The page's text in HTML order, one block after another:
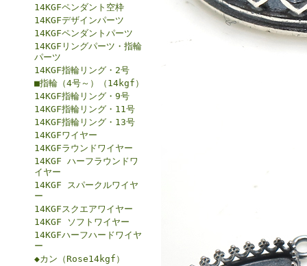
14KGFペンダント空枠
14KGFデザインパーツ
14KGFペンダントパーツ
14KGFリングパーツ・指輪
パーツ
14KGF指輪リング・2号
■指輪（4号～）（14kgf）
14KGF指輪リング・9号
14KGF指輪リング・11号
14KGF指輪リング・13号
14KGFワイヤー
14KGFラウンドワイヤー
14KGF ハーフラウンドワ
イヤー
14KGF スパークルワイヤ
ー
14KGFスクエアワイヤー
14KGF ソフトワイヤー
14KGFハーフハードワイヤ
ー
◆カン（Rose14kgf）